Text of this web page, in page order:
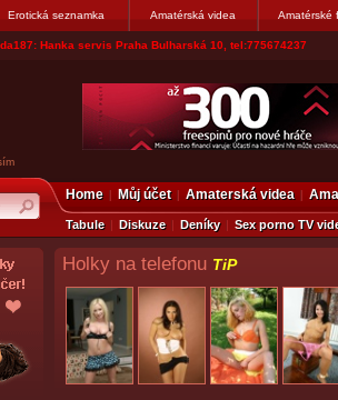
Erotická seznamka Amatérská videa Amatérské
se par, ktery nekdy přemýšlel o divákovi. Napiste
Home Můj účet Amaterská videa
Tabule Diskuze Deníky Sex porno TV
Holky na telefonu TiP